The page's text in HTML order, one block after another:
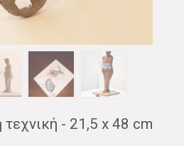
- 21,5 x 48 cm